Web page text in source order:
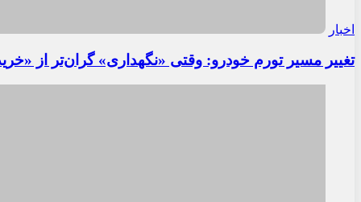
اخبار
تغییر مسیر تورم خودرو: وقتی «نگهداری» گران‌تر از